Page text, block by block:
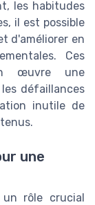
les habitudes
il est possible
d'améliorer en
Ces
œuvre une
défaillances
inutile de
une
rôle crucial